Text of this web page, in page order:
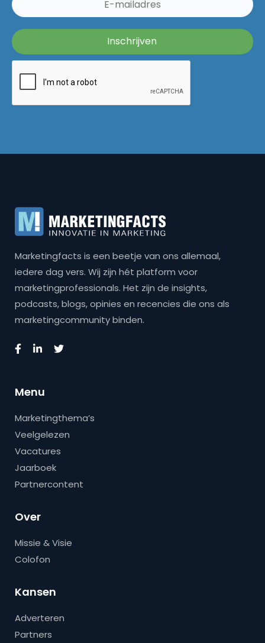
Marketingfacts is een beetje van ons allemaal,
iedere dag vers. Wij zijn hét platform voor
marketingprofessionals. Het zijn de insights,
podcasts, blogs, opinies en recencies die ons als
marketingcommunity binden.
Menu
Marketingthema’s
Veelgelezen
Vacatures
Jaarboek
Partnercontent
Over
Missie & Visie
Colofon
Kansen
Adverteren
Partners